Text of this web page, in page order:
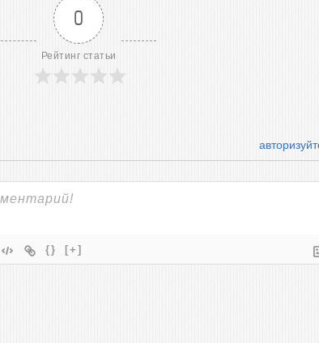
0
Рейтинг статьи
{} [+]